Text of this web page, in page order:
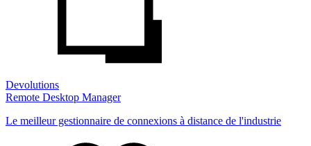
Devolutions
Remote Desktop Manager
Le meilleur gestionnaire de connexions à distance de l'industrie